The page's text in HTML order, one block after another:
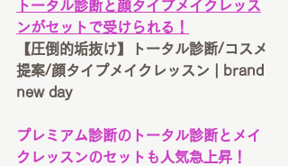
トータル診断と顔タイプメイクレッス
ンがセットで受けられる！
【圧倒的垢抜け】トータル診断/コスメ
提案/顔タイプメイクレッスン | brand
new day
プレミアム診断のトータル診断とメイ
クレッスンのセットも人気急上昇！